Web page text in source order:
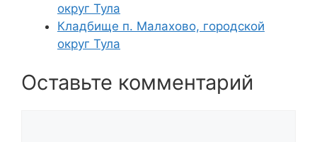
округ Тула
Кладбище п. Малахово, городской
округ Тула
Оставьте комментарий